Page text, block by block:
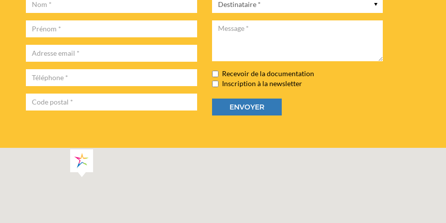
Prénom
Adresse
Téléphone
Code
Message
Recevoir de la documentation
Inscription à la newsletter
ENVOYER